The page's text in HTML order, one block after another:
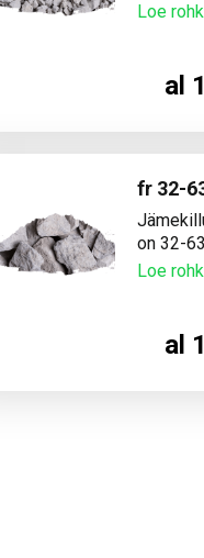
Loe
al
fr 32-
on 32-
Loe
al